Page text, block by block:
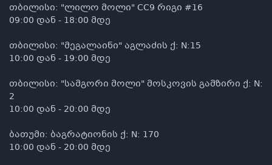
თბილისი: "ლილო მოლი" CC9 რიგი #16
09:00 დან - 18:00 მდე
თბილისი: "მეგალაინი" აგლაძის ქ: N:15
10:00 დან - 19:00 მდე
თბილისი: "სამგორი მოლი" მოსკოვის გამზირი ქ: N:
2
10:00 დან - 20:00 მდე
ბათუმი: ბაგრატიონის ქ: N: 170
10:00 დან - 20:00 მდე